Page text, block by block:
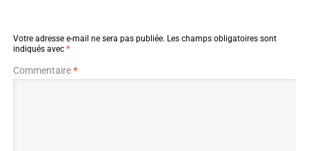
Votre adresse e-mail ne sera pas publiée. Les champs obligatoires sont
indiqués avec *
Commentaire*